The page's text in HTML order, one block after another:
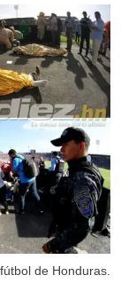
de Honduras.
X